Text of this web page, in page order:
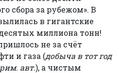
сбора за рубежом». В
в гигантские
миллиона тонн!
не за счёт
и газа (добыча в тот год
авт.), а чистым